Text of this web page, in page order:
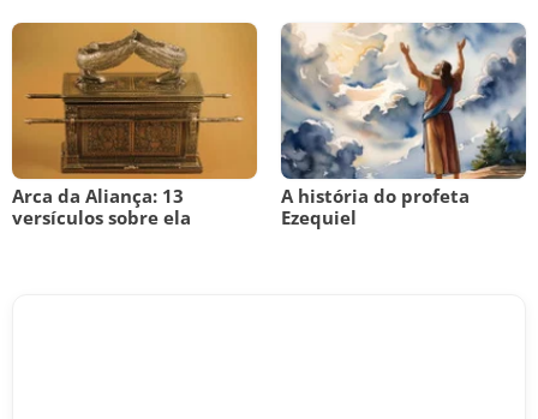
Arca da Aliança: 13
versículos sobre ela
A história do profeta
Ezequiel